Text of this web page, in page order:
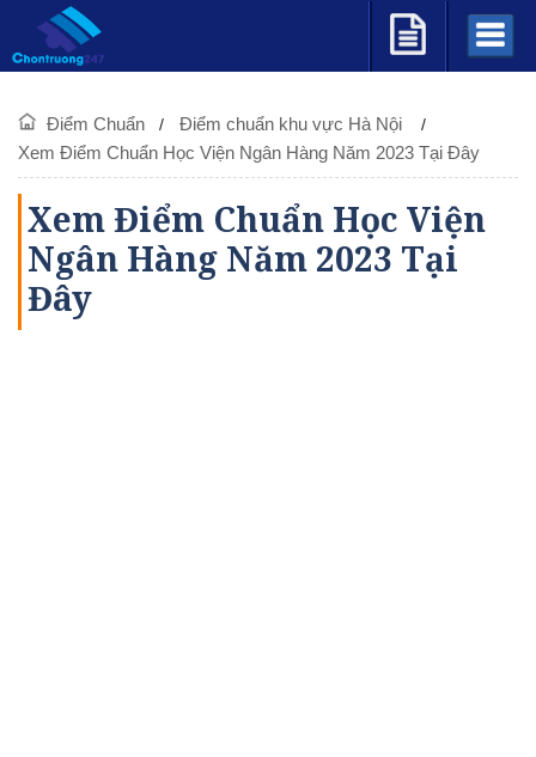
Điểm Chuẩn
Điểm chuẩn khu vực Hà Nội
Xem Điểm Chuẩn Học Viện Ngân Hàng Năm 2023 Tại Đây
Xem Điểm Chuẩn Học Viện
Ngân Hàng Năm 2023 Tại
Đây